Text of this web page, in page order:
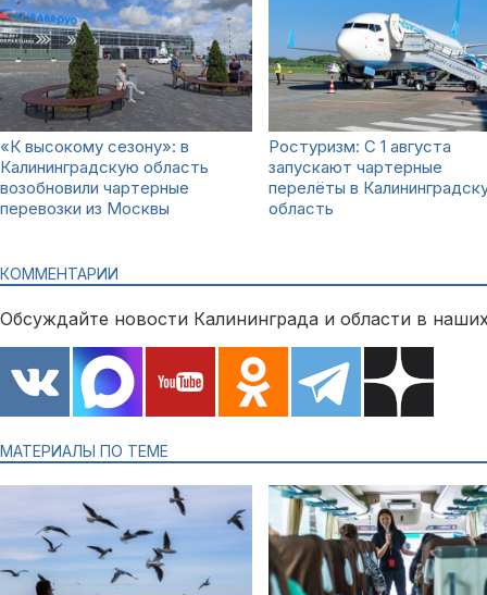
«К высокому сезону»: в
Калининградскую область
возобновили чартерные
перевозки из Москвы
Ростуризм: С 1 августа
запускают чартерные
перелёты в
область
КОММЕНТАРИИ
Обсуждайте новости Калининграда и области в
МАТЕРИАЛЫ ПО ТЕМЕ